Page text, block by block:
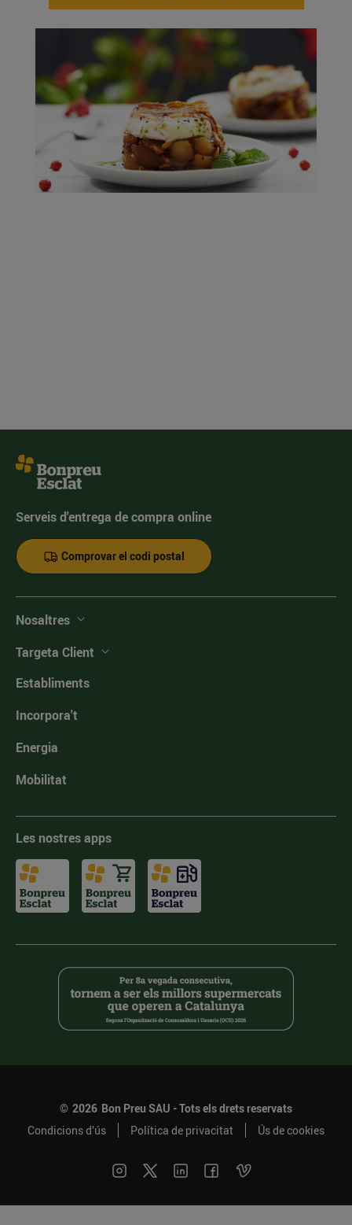
Serveis d'entrega de compra online
Comprovar el codi postal
Nosaltres
Targeta Client
Establiments
Incorpora't
Energia
Mobilitat
Les nostres apps
© 2026 Bon Preu SAU - Tots els drets reservats
Condicions d’ús
Política de privacitat Ús de cookies